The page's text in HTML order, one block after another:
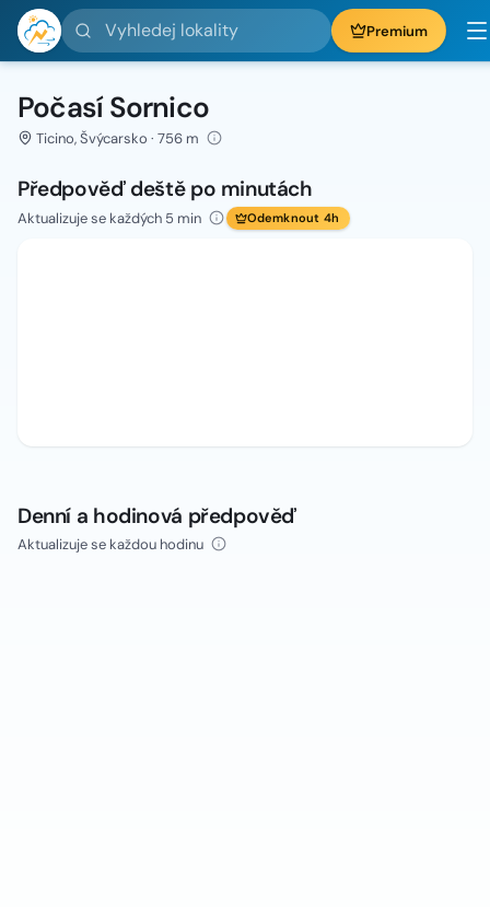
Vyhledej lokality Premium
Počasí Sornico
Ticino, Švýcarsko · 756 m
Předpověď deště po minutách
Aktualizuje se každých 5 min Odemknout 4h
Denní a hodinová předpověď
Aktualizuje se každou hodinu